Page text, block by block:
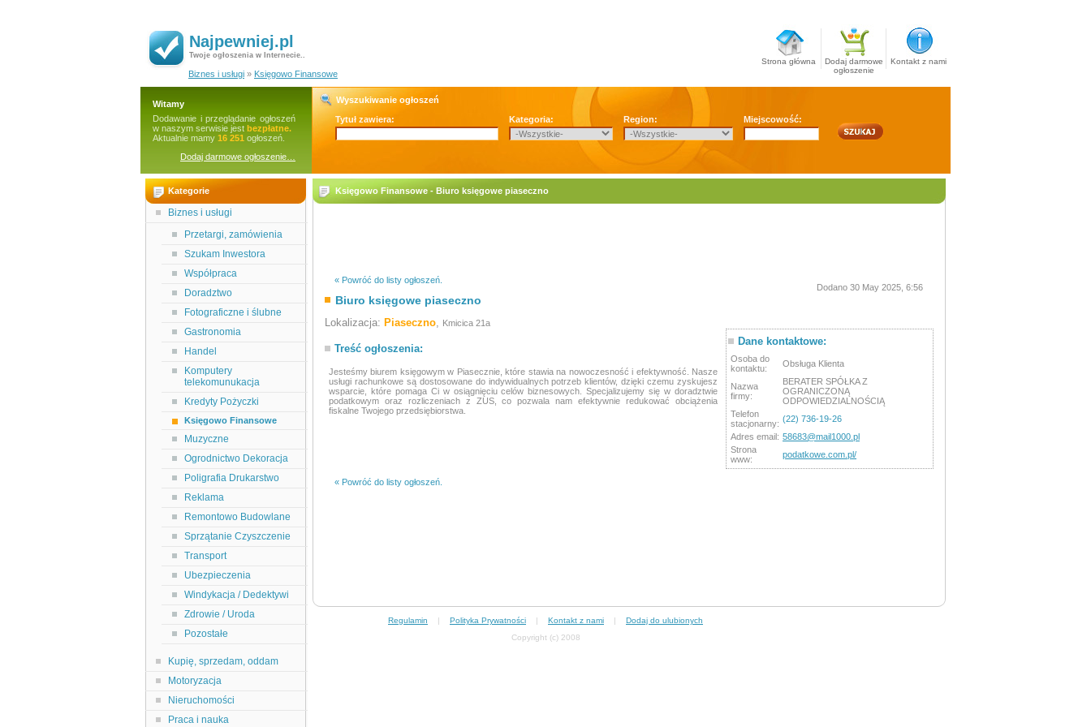
Najpewniej.pl
Twoje ogłoszenia w Internecie..
Strona główna
Dodaj darmowe
ogłoszenie
Kontakt z nami
Biznes i usługi » Księgowo Finansowe
Witamy
Dodawanie i przeglądanie ogłoszeń
w naszym serwisie jest bezpłatne.
Aktualnie mamy 16 251 ogłoszeń.
Dodaj darmowe ogłoszenie…
Wyszukiwanie ogłoszeń
Tytuł zawiera:
Kategoria: Region: Miejscowość:
Kategorie
Biznes i usługi
Przetargi, zamówienia
Szukam Inwestora
Współpraca
Doradztwo
Fotograficzne i ślubne
Gastronomia
Handel
Komputery
telekomunukacja
Kredyty Pożyczki
Księgowo Finansowe
Muzyczne
Ogrodnictwo Dekoracja
Poligrafia Drukarstwo
Reklama
Remontowo Budowlane
Sprzątanie Czyszczenie
Transport
Ubezpieczenia
Windykacja / Dedektywi
Zdrowie / Uroda
Pozostałe
Kupię, sprzedam, oddam
Motoryzacja
Nieruchomości
Praca i nauka
Księgowo Finansowe - Biuro księgowe piaseczno
« Powróć do listy ogłoszeń.
Biuro księgowe piaseczno
Dodano 30 May 2025, 6:56
Lokalizacja: Piaseczno, Kmicica 21a
Dane kontaktowe:
Osoba do
kontaktu:
Obsługa Klienta
Nazwa
firmy:
BERATER SPÓŁKA Z
OGRANICZONĄ
ODPOWIEDZIALNOŚCIĄ
Telefon
stacjonarny: (22) 736-19-26
Adres email: 58683@mail1000.pl
Strona
www:
podatkowe.com.pl/
Treść ogłoszenia:
Jesteśmy biurem księgowym w Piasecznie, które stawia na nowoczesność i efektywność. Nasze
usługi rachunkowe są dostosowane do indywidualnych potrzeb klientów, dzięki czemu zyskujesz
wsparcie, które pomaga Ci w osiągnięciu celów biznesowych. Specjalizujemy się w doradztwie
podatkowym oraz rozliczeniach z ZUS, co pozwala nam efektywnie redukować obciążenia
fiskalne Twojego przedsiębiorstwa.
« Powróć do listy ogłoszeń.
Regulamin | Polityka Prywatności | Kontakt z nami | Dodaj do ulubionych
Copyright (c) 2008